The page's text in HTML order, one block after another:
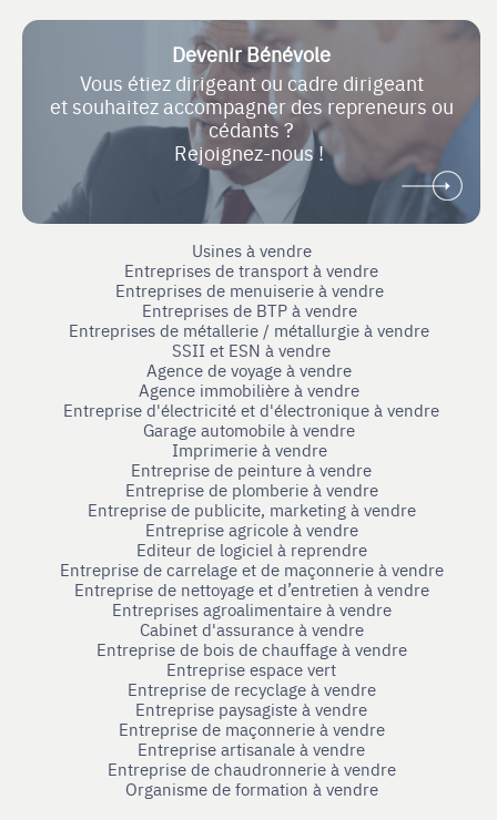
Devenir Bénévole
Vous étiez dirigeant ou cadre dirigeant
et souhaitez accompagner des repreneurs ou
cédants ?
Rejoignez-nous !
Usines à vendre
Entreprises de transport à vendre
Entreprises de menuiserie à vendre
Entreprises de BTP à vendre
Entreprises de métallerie / métallurgie à vendre
SSII et ESN à vendre
Agence de voyage à vendre
Agence immobilière à vendre
Entreprise d'électricité et d'électronique à vendre
Garage automobile à vendre
Imprimerie à vendre
Entreprise de peinture à vendre
Entreprise de plomberie à vendre
Entreprise de publicite, marketing à vendre
Entreprise agricole à vendre
Editeur de logiciel à reprendre
Entreprise de carrelage et de maçonnerie à vendre
Entreprise de nettoyage et d’entretien à vendre
Entreprises agroalimentaire à vendre
Cabinet d'assurance à vendre
Entreprise de bois de chauffage à vendre
Entreprise espace vert
Entreprise de recyclage à vendre
Entreprise paysagiste à vendre
Entreprise de maçonnerie à vendre
Entreprise artisanale à vendre
Entreprise de chaudronnerie à vendre
Organisme de formation à vendre